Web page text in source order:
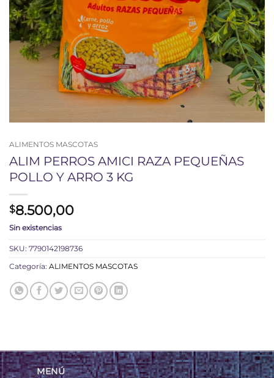
ALIMENTOS MASCOTAS
ALIM PERROS AMICI RAZA PEQUEÑAS
POLLO Y ARRO 3 KG
$8.500,00
Sin existencias
SKU: 7790142198736
Categoría: ALIMENTOS MASCOTAS
MENÚ